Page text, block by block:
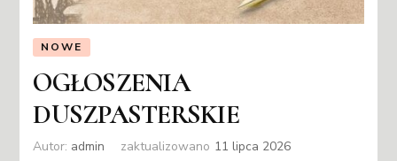
NOWE
OGŁOSZENIA
DUSZPASTERSKIE
Autor: admin zaktualizowano 11 lipca 2026